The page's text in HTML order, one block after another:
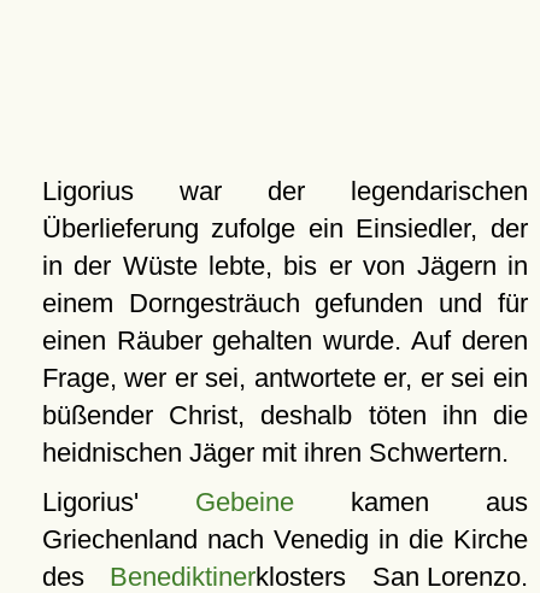
Ligorius war der legendarischen
Überlieferung zufolge ein Einsiedler, der
in der Wüste lebte, bis er von Jägern in
einem Dorngesträuch gefunden und für
einen Räuber gehalten wurde. Auf deren
Frage, wer er sei, antwortete er, er sei ein
büßender Christ, deshalb töten ihn die
heidnischen Jäger mit ihren Schwertern.
Ligorius' Gebeinekamen aus
Griechenland nach Venedig in die Kirche
des Benediktinerklosters San Lorenzo.